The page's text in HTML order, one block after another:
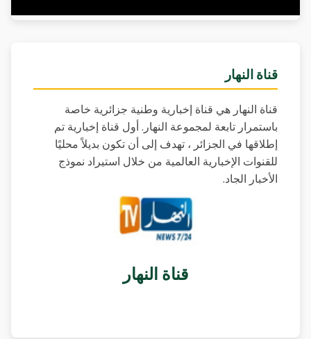
قناة النهار
قناة النهار هي قناة إخبارية وطنية جزائرية خاصة
باستمرار تابعة لمجموعة النهار. أول قناة إخبارية تم
إطلاقها في الجزائر ، تهدف إلى أن تكون بديلاً محليًا
للقنوات الإخبارية العالمية من خلال استيراد نموذج
الأخبار الجاد.
قناة النهار